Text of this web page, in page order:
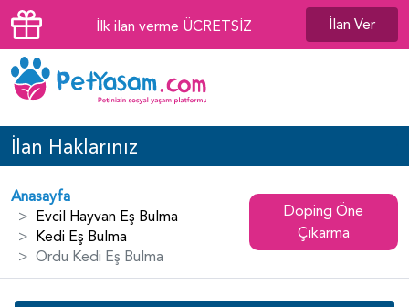
İlk ilan verme ÜCRETSİZ İlan Ver
İlan Haklarınız
Anasayfa
Evcil Hayvan Eş Bulma
Kedi Eş Bulma
Ordu Kedi Eş Bulma
Doping Öne
Çıkarma